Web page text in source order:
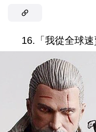
16.「我從全球速